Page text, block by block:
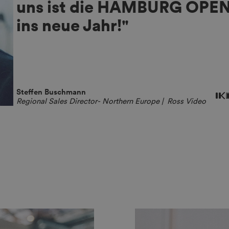
Sven Feldmann
Director Sales and Purchasing| New Media AV